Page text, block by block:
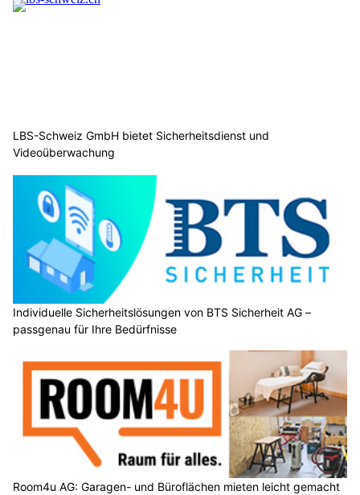
LBS-Schweiz GmbH bietet Sicherheitsdienst und
Videoüberwachung
Individuelle Sicherheitslösungen von BTS Sicherheit AG –
passgenau für Ihre Bedürfnisse
Room4u AG: Garagen- und Büroflächen mieten leicht gemacht